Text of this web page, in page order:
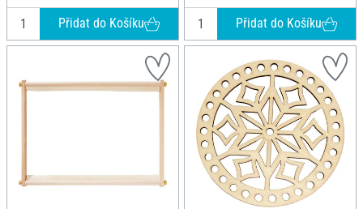
Přidat do Košíku Přidat do Košíku